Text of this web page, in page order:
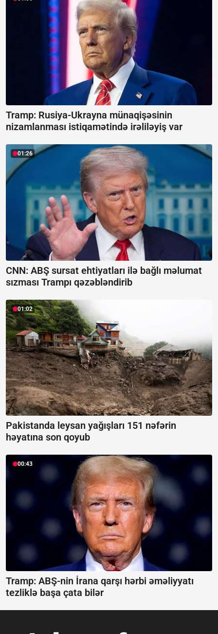
Tramp: Rusiya-Ukrayna münaqişəsinin
nizamlanması istiqamətində irəliləyiş var
01:26
CNN: ABŞ sursat ehtiyatları ilə bağlı məlumat
sızması Trampı qəzəbləndirib
01:02
Pakistanda leysan yağışları 151 nəfərin
həyatına son qoyub
00:43
Tramp: ABŞ-nin İrana qarşı hərbi əməliyyatı
tezliklə başa çata bilər